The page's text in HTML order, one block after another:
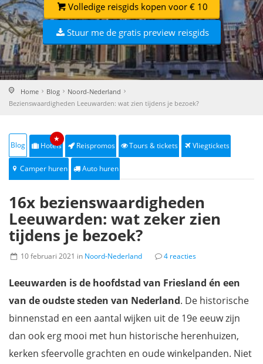
Volledige reisgids kopen voor € 10
Stuur me de gratis preview reisgids
Home Blog
Noord-Nederland
Bezienswaardigheden Leeuwarden: wat zien tijdens je bezoek?
Blog Hotels
★
Reispromos Tours & tickets Vliegtickets
Camper huren Auto huren
16x bezienswaardigheden
Leeuwarden: wat zeker zien
tijdens je bezoek?
10 februari 2021 in Noord-Nederland 4 reacties
Leeuwarden is de hoofdstad van Friesland én een
van de oudste steden van Nederland. De historische
binnenstad en een aantal wijken uit de 19e eeuw zijn
dan ook erg mooi met hun historische herenhuizen,
kerken sfeervolle grachten en oude winkelpanden. Niet